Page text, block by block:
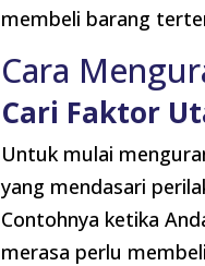
membeli barang
Cara
Cari Faktor
Untuk mulai
yang mendasari
Contohnya ketika
merasa perlu